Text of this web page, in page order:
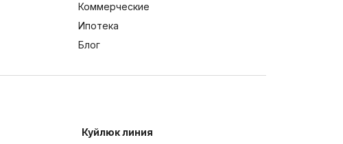
Коммерческие
Ипотека
Блог
Куйлюк линия